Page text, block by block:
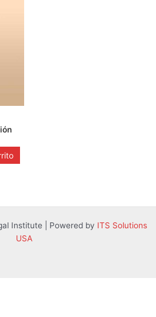
Institute | Powered by ITS Solutions
USA